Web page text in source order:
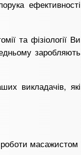
ефективності
та фізіології Ви
заробляють
викладачів, які
масажистом